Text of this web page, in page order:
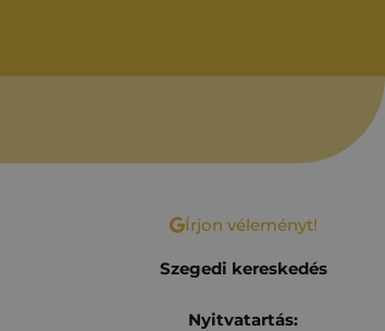
Írjon véleményt!
Szegedi kereskedés
Nyitvatartás: